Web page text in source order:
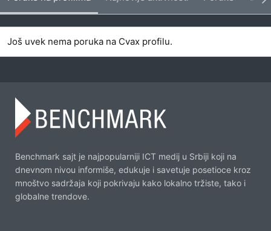
Još uvek nema poruka na Cvax profilu.
Benchmark sajt je najpopularniji ICT medij u Srbiji koji na
dnevnom nivou informiše, edukuje i savetuje posetioce kroz
mnoštvo sadržaja koji pokrivaju kako lokalno tržiste, tako i
globalne trendove.